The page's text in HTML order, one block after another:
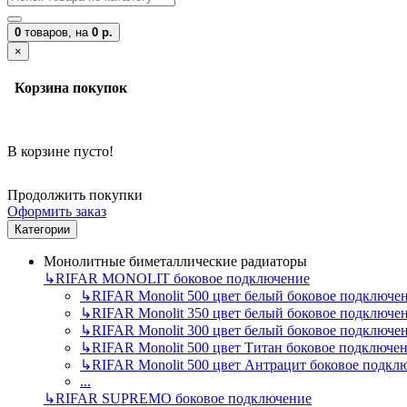
0 товаров, на 0 р.
×
Корзина покупок
В корзине пусто!
Продолжить покупки
Оформить заказ
Категории
Монолитные биметаллические радиаторы
↳RIFAR MONOLIT боковое подключение
↳RIFAR Monolit 500 цвет белый боковое
↳RIFAR Monolit 350 цвет белый боковое
↳RIFAR Monolit 300 цвет белый боковое
↳RIFAR Monolit 500 цвет Титан боковое
↳RIFAR Monolit 500 цвет Антрацит боковое
...
↳RIFAR SUPREMO боковое подключение